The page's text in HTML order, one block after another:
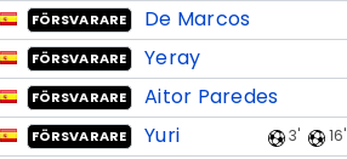
FÖRSVARARE
De Marcos
FÖRSVARARE
Yeray
FÖRSVARARE
Aitor Paredes
FÖRSVARARE Yuri 3' 16'